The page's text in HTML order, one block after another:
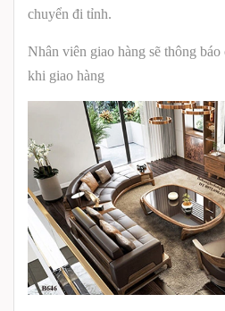
chuyển đi tỉnh.
Nhân viên giao hàng sẽ thông
khi giao hàng